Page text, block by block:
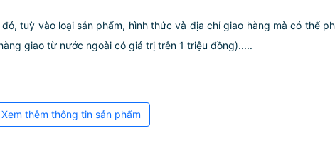
tuỳ vào loại sản phẩm, hình thức và địa chỉ giao hàng mà có thể
giao từ nước ngoài có giá trị trên 1 triệu đồng).....
Xem thêm thông tin sản phẩm